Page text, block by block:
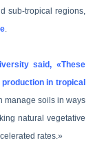
sub-tropical regions,
.
said, «These
in tropical
manage soils in ways
natural vegetative
rates.»